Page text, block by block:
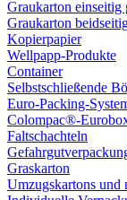
Graukarton einseitig
Graukarton
Kopierpapier
Wellpapp-Produkte
Container
Selbstschließende
Euro-Packing-
Colompac®-
Faltschachteln
Graskarton
Umzugskartons und